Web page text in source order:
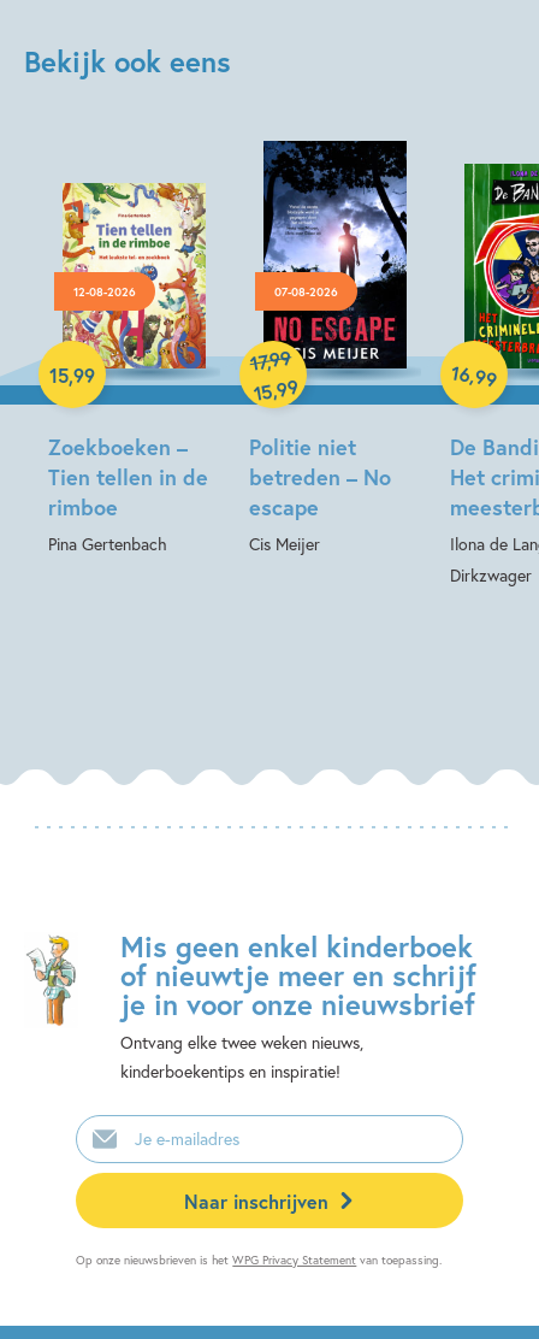
Bekijk ook eens
12-08-2026
Zoekboeken –
Tien tellen in de
rimboe
Pina Gertenbach
15,99
Hardcover
07-08-2026
Politie niet
betreden – No
escape
Cis Meijer
17,99
15,99
Hardcover
De
Het
Ilona de
Dirkzwager
16,99
Hardcover
Mis geen enkel kinderboek
of nieuwtje meer en schrijf
je in voor onze nieuwsbrief
Ontvang elke twee weken nieuws,
kinderboekentips en inspiratie!
E-
mailadres
Naar inschrijven
Op onze nieuwsbrieven is hetWPG Privacy Statement van toepassing.